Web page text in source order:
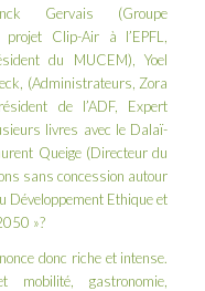
Gervais (Groupe
Clip-Air à l’EPFL,
du MUCEM), Yoel
(Administrateurs, Zora
de l’ADF, Expert
livres avec le Dalaï-
Queige (Directeur du
sans concession autour
Développement Ethique et
»?
donc riche et intense.
mobilité, gastronomie,